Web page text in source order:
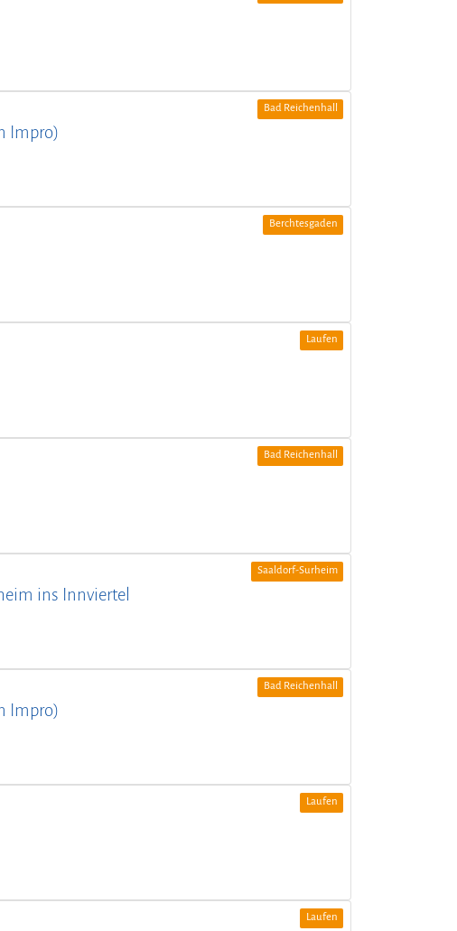
Bad Reichenhall
Impro)
Berchtesgaden
Laufen
Bad Reichenhall
Saaldorf-Surheim
ins Innviertel
Bad Reichenhall
Impro)
Laufen
Laufen